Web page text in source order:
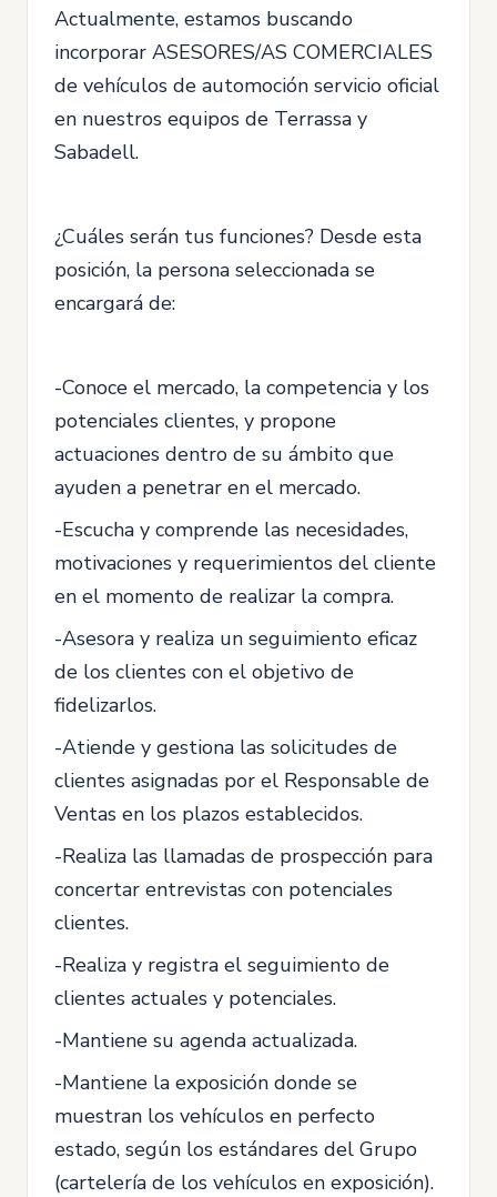
Actualmente, estamos buscando
incorporar ASESORES/AS COMERCIALES
de vehículos de automoción servicio oficial
en nuestros equipos de Terrassa y
Sabadell.
¿Cuáles serán tus funciones? Desde esta
posición, la persona seleccionada se
encargará de:
-Conoce el mercado, la competencia y los
potenciales clientes, y propone
actuaciones dentro de su ámbito que
ayuden a penetrar en el mercado.
-Escucha y comprende las necesidades,
motivaciones y requerimientos del cliente
en el momento de realizar la compra.
-Asesora y realiza un seguimiento eficaz
de los clientes con el objetivo de
fidelizarlos.
-Atiende y gestiona las solicitudes de
clientes asignadas por el Responsable de
Ventas en los plazos establecidos.
-Realiza las llamadas de prospección para
concertar entrevistas con potenciales
clientes.
-Realiza y registra el seguimiento de
clientes actuales y potenciales.
-Mantiene su agenda actualizada.
-Mantiene la exposición donde se
muestran los vehículos en perfecto
estado, según los estándares del Grupo
(cartelería de los vehículos en exposición).